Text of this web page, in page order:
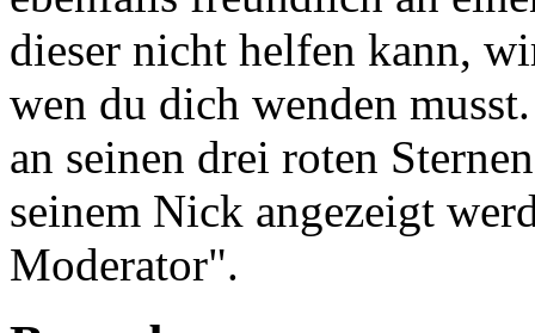
dieser nicht helfen kann,
wen du dich wenden
an seinen drei roten
seinem Nick angezeigt
Moderator".